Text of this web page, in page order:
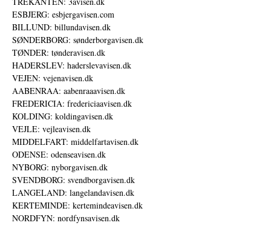
ESBJERG: esbjergavisen.com
BILLUND: billundavisen.dk
SØNDERBORG: sønderborgavisen.dk
TØNDER: tønderavisen.dk
HADERSLEV: haderslevavisen.dk
VEJEN: vejenavisen.dk
AABENRAA: aabenraaavisen.dk
FREDERICIA: fredericiaavisen.dk
KOLDING: koldingavisen.dk
VEJLE: vejleavisen.dk
MIDDELFART: middelfartavisen.dk
ODENSE: odenseavisen.dk
NYBORG: nyborgavisen.dk
SVENDBORG: svendborgavisen.dk
LANGELAND: langelandavisen.dk
KERTEMINDE: kertemindeavisen.dk
NORDFYN: nordfynsavisen.dk